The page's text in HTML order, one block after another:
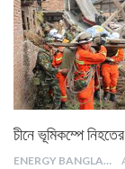
চীনে ভূমিকম্পে
ENERGY BANGLA